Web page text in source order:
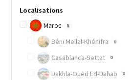
Localisations
Maroc
1
Béni Mellal-Khénifra 0
Casablanca-Settat 0
Dakhla-Oued Ed-Dahab 0